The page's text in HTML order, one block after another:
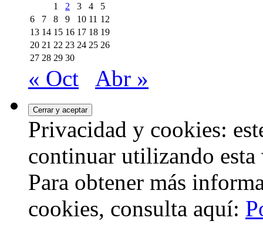
1
2 3 4
5
6
7 8 9 10 11 12
13 14 15 16 17 18 19
20 21 22 23 24 25 26
27 28 29 30
« Oct Abr »
Privacidad y cookies:
continuar utilizando esta
Para obtener más
cookies, consulta aquí: